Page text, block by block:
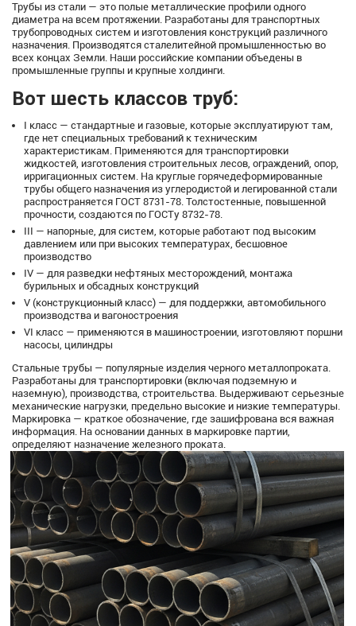
Трубы из стали — это полые металлические профили одного
диаметра на всем протяжении. Разработаны для транспортных
трубопроводных систем и изготовления конструкций различного
назначения. Производятся сталелитейной промышленностью во
всех концах Земли. Наши российские компании объедены в
промышленные группы и крупные холдинги.
Вот шесть классов труб:
I класс — стандартные и газовые, которые эксплуатируют там,
где нет специальных требований к техническим
характеристикам. Применяются для транспортировки
жидкостей, изготовления строительных лесов, ограждений, опор,
ирригационных систем. На круглые горячедеформированные
трубы общего назначения из углеродистой и легированной стали
распространяется ГОСТ 8731-78. Толстостенные, повышенной
прочности, создаются по ГОСТу 8732-78.
III — напорные, для систем, которые работают под высоким
давлением или при высоких температурах, бесшовное
производство
IV — для разведки нефтяных месторождений, монтажа
бурильных и обсадных конструкций
V (конструкционный класс) — для поддержки, автомобильного
производства и вагоностроения
VI класс — применяются в машиностроении, изготовляют поршни
насосы, цилиндры
Стальные трубы — популярные изделия черного металлопроката.
Разработаны для транспортировки (включая подземную и
наземную), производства, строительства. Выдерживают серьезные
механические нагрузки, предельно высокие и низкие температуры.
Маркировка — краткое обозначение, где зашифрована вся важная
информация. На основании данных в маркировке партии,
определяют назначение железного проката.